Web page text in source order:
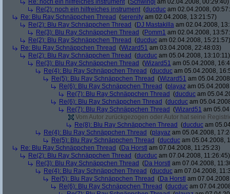
Re: noch ein hilfreiches instrument (Schwingi am 02.04.2008, 00:29:40)
Re(2): noch ein hilfreiches instrument (ducduc am 02.04.2008,
Re: Blu Ray Schnäppchen Thread (serenity am 02.04.2008, 13:21:57)
Re(2): Blu Ray Schnäppchen Thread (DJ Mastakilla am 02.04.2008,
Re(3): Blu Ray Schnäppchen Thread (Pomm1 am 02.04.2008,
Re(2): Blu Ray Schnäppchen Thread (ducduc am 02.04.2008, 15:21:57)
Re: Blu Ray Schnäppchen Thread (Wizard51 am 03.04.2008, 22:48:03)
Re(2): Blu Ray Schnäppchen Thread (ducduc am 05.04.2008, 13:10:11)
Re(3): Blu Ray Schnäppchen Thread (Wizard51 am 05.04.2008,
Re(4): Blu Ray Schnäppchen Thread (ducduc am 05.04.2008,
Re(5): Blu Ray Schnäppchen Thread (Wizard51 am
Re(6): Blu Ray Schnäppchen Thread (playaz am
Re(7): Blu Ray Schnäppchen Thread (ducduc am
Re(6): Blu Ray Schnäppchen Thread (ducduc am
Re(7): Blu Ray Schnäppchen Thread (Wizard51 am
Vom Autor zurückgezogen oder Autor hat seine
Re(8): Blu Ray Schnäppchen Thread (ducduc am
Re(4): Blu Ray Schnäppchen Thread (playaz am 05.04.2008,
Re(5): Blu Ray Schnäppchen Thread (ducduc am 05.04.2008,
Re: Blu Ray Schnäppchen Thread (Da Horstl am 07.04.2008, 11:25:23)
Re(2): Blu Ray Schnäppchen Thread (ducduc am 07.04.2008, 11:26:45)
Re(3): Blu Ray Schnäppchen Thread (Da Horstl am 07.04.2008,
Re(4): Blu Ray Schnäppchen Thread (ducduc am 07.04.2008,
Re(5): Blu Ray Schnäppchen Thread (Da Horstl am
Re(6): Blu Ray Schnäppchen Thread (ducduc am